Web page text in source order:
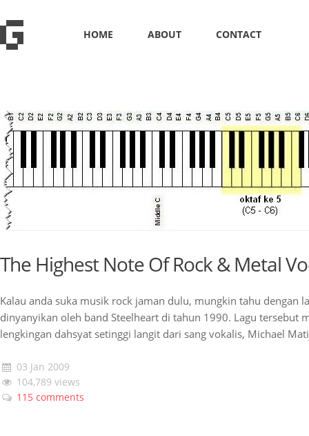
HOME ABOUT CONTACT
The Highest Note Of Rock & Metal
Kalau anda suka musik rock jaman dulu, mungkin tahu dengan
dinyanyikan oleh band Steelheart di tahun 1990. Lagu tersebut
lengkingan dahsyat setinggi langit dari sang vokalis, Michael
03 Jan 2009
104,789 views
115 comments